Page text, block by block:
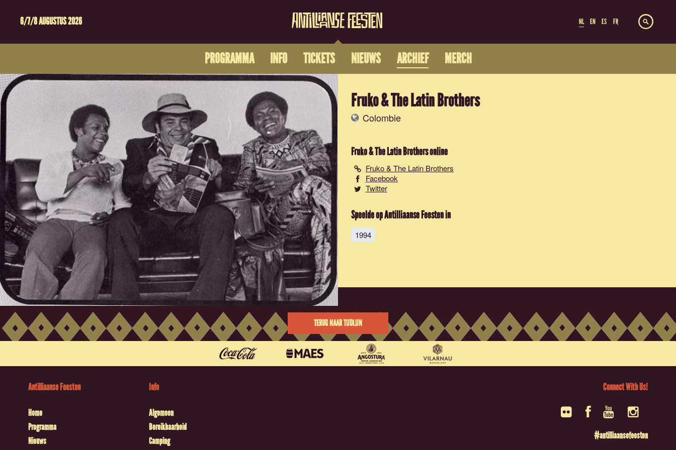
6/7/8 AUGUSTUS 2026 NL EN ES FR
PROGRAMMA INFO TICKETS NIEUWS ARCHIEF MERCH
Fruko & The Latin Brothers
Colombie
Fruko & The Latin Brothersonline
Fruko & The Latin Brothers
Facebook
Twitter
Speelde op Antilliaanse Feesten in
1994
TERUG NAAR TIJDLIJN
Antilliaanse Feesten
Home
Programma
Nieuws
Info
Algemeen
Bereikbaarheid
Camping
Connect With Us!
#antilliaansefeesten